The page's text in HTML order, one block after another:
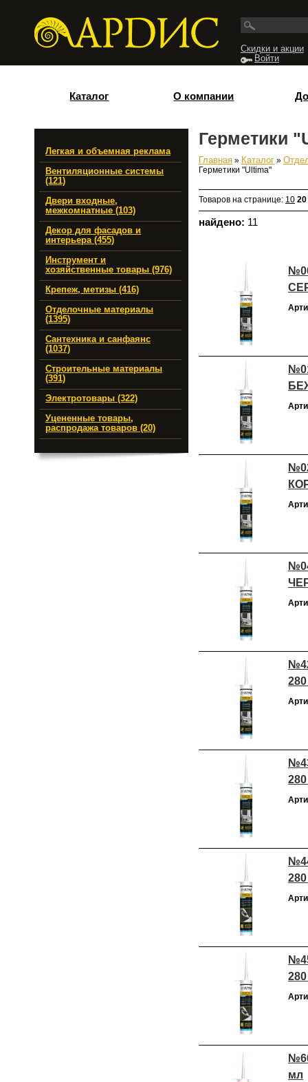
Скидки и акции
Войти
Каталог О компании
Легкая и объемная реклама
Вентиляционные системы
(121)
Двери входные,
межкомнатные (103)
Декор для фасадов и
интерьера (455)
Инструмент и
хозяйственные товары (976)
Крепеж, метизы (416)
Отделочные материалы
(1395)
Сантехника и санфаянс
(1037)
Строительные материалы
(391)
Электротовары (322)
Уцененные товары,
распродажа товаров (20)
Герметики
Вы здесь
Главная » Каталог »
Герметики "Ultima"
Товаров на странице: 10 20
найдено: 11
мл